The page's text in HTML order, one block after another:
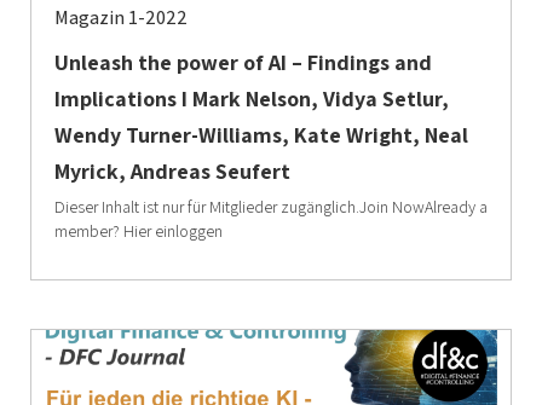
Magazin 1-2022
Unleash the power of AI – Findings and
Implications I Mark Nelson, Vidya Setlur,
Wendy Turner-Williams, Kate Wright, Neal
Myrick, Andreas Seufert
Dieser Inhalt ist nur für Mitglieder zugänglich.Join NowAlready a
member? Hier einloggen